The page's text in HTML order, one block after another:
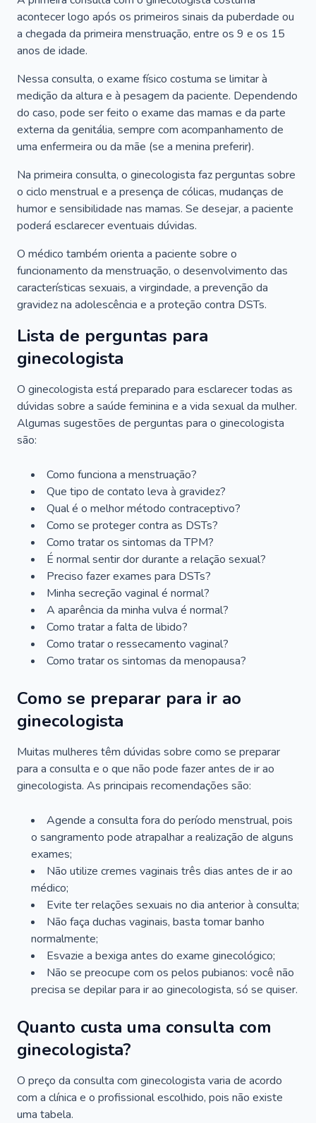
acontecer logo após os primeiros sinais da puberdade ou
a chegada da primeira menstruação, entre os 9 e os 15
anos de idade.
Nessa consulta, o exame físico costuma se limitar à
medição da altura e à pesagem da paciente. Dependendo
do caso, pode ser feito o exame das mamas e da parte
externa da genitália, sempre com acompanhamento de
uma enfermeira ou da mãe (se a menina preferir).
Na primeira consulta, o ginecologista faz perguntas sobre
o ciclo menstrual e a presença de cólicas, mudanças de
humor e sensibilidade nas mamas. Se desejar, a paciente
poderá esclarecer eventuais dúvidas.
O médico também orienta a paciente sobre o
funcionamento da menstruação, o desenvolvimento das
características sexuais, a virgindade, a prevenção da
gravidez na adolescência e a proteção contra DSTs.
Lista de perguntas para
ginecologista
O ginecologista está preparado para esclarecer todas as
dúvidas sobre a saúde feminina e a vida sexual da mulher.
Algumas sugestões de perguntas para o ginecologista
são:
Como funciona a menstruação?
Que tipo de contato leva à gravidez?
Qual é o melhor método contraceptivo?
Como se proteger contra as DSTs?
Como tratar os sintomas da TPM?
É normal sentir dor durante a relação sexual?
Preciso fazer exames para DSTs?
Minha secreção vaginal é normal?
A aparência da minha vulva é normal?
Como tratar a falta de libido?
Como tratar o ressecamento vaginal?
Como tratar os sintomas da menopausa?
Como se preparar para ir ao
ginecologista
Muitas mulheres têm dúvidas sobre como se preparar
para a consulta e o que não pode fazer antes de ir ao
ginecologista. As principais recomendações são:
Agende a consulta fora do período menstrual, pois
o sangramento pode atrapalhar a realização de alguns
exames;
Não utilize cremes vaginais três dias antes de ir ao
médico;
Evite ter relações sexuais no dia anterior à consulta;
Não faça duchas vaginais, basta tomar banho
normalmente;
Esvazie a bexiga antes do exame ginecológico;
Não se preocupe com os pelos pubianos: você não
precisa se depilar para ir ao ginecologista, só se quiser.
Quanto custa uma consulta com
ginecologista?
O preço da consulta com ginecologista varia de acordo
com a clínica e o profissional escolhido, pois não existe
uma tabela.